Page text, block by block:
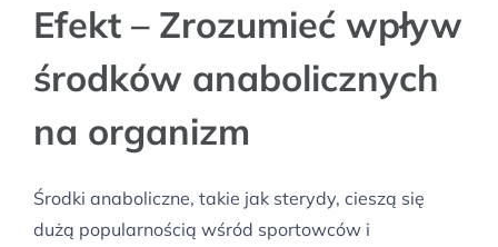
CONTACT
Efekt – Zrozumieć wpływ
środków anabolicznych
na organizm
Środki anaboliczne, takie jak sterydy, cieszą się
dużą popularnością wśród sportowców i